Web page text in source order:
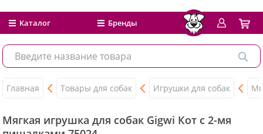
Каталог Бренды
Главная Товары для собак Игрушки для собак
Мягкая игрушка для собак Gigwi Кот с 2-мя